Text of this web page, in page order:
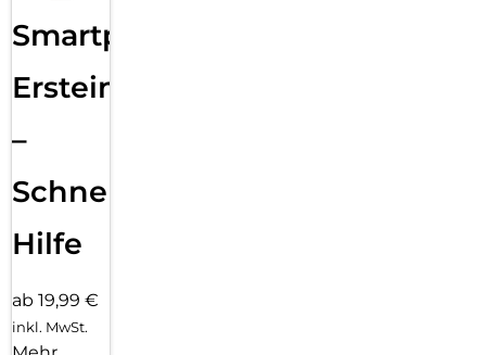
Smartphone
Ersteinrichtung
–
Schnelle
Hilfe
ab 19,99 €
inkl. MwSt.